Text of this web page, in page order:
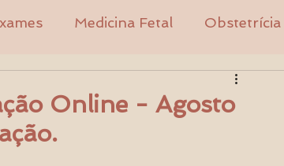
Medicina Fetal Obstetrícia
Online - Agosto